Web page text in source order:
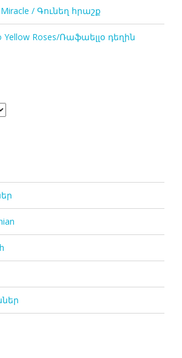
/ Գունեղ հրաշք
Yellow Roses/Ռաֆաելլօ դեղին